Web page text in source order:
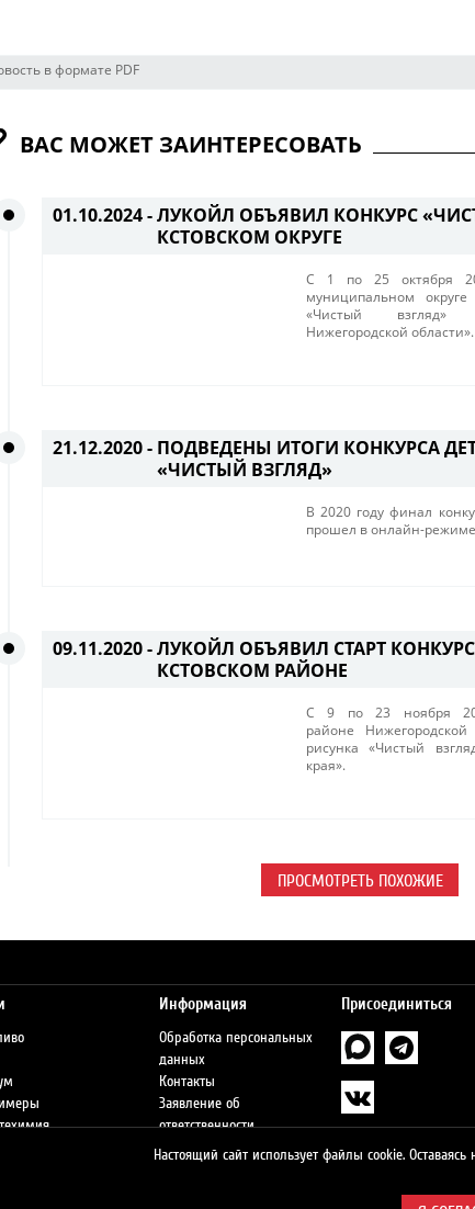
в формате PDF
ВАС МОЖЕТ ЗАИНТЕРЕСОВАТЬ
01.10.2024 -ЛУКОЙЛ ОБЪЯВИЛ КОНКУРС
КСТОВСКОМ ОКРУГЕ
​​C 1 по 25 октября
муниципальном округе
«Чистый
Нижегородской области».​
21.12.2020 - ПОДВЕДЕНЫ ИТОГИ КОНКУРСА
«ЧИСТЫЙ ВЗГЛЯД»
В 2020 году финал
прошел в онлайн-
09.11.2020 -ЛУКОЙЛ ОБЪЯВИЛ СТАРТ
КСТОВСКОМ РАЙОНЕ
C 9 по 23 ноября
районе Нижегородской
рисунка «Чистый
края».
ПРОСМОТРЕТЬ ПОХОЖИЕ
Информация
Обработка персональных
данных
Контакты
Заявление об
ответственности
Присоединиться
Настоящий сайт использует файлы cookie.